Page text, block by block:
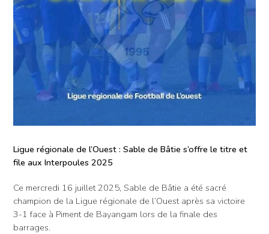
Ligue régionale de l’Ouest : Sable de Bâtie s’offre le titre et
file aux Interpoules 2025
Ce mercredi 16 juillet 2025, Sable de Bâtie a été sacré
champion de la Ligue régionale de l’Ouest après sa victoire
3-1 face à Piment de Bayangam lors de la finale des
barrages.